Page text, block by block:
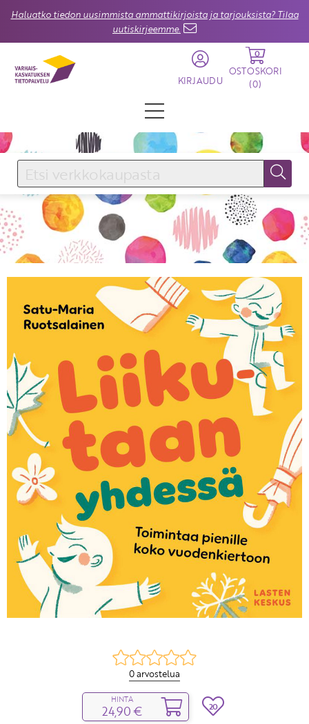
Haluatko tiedon uusimmista ammattikirjoista ja tarjouksista? Tilaa
uutiskirjeemme.
KIRJAUDU
0
OSTOSKORI
(0)
KIRJAUDU SISÄÄN
Käyttäjätunnus
Salasana
Unohtuiko salasana?
KIRJAUDU SISÄÄN
Etkö ole vielä Varhaiskasvatuksen Tietopalvelun
jäsen?
Liity tästä!
0 arvostelua
HINTA
24,90 € 20